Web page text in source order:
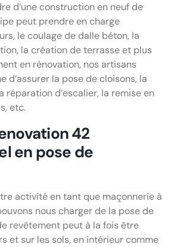
d’une construction en neuf de
peut prendre en charge
le coulage de dalle béton, la
la création de terrasse et plus
en rénovation, nos artisans
d’assurer la pose de cloisons, la
réparation d’escalier, la remise en
etc.
42
en pose de
activité en tant que maçonnerie à
nous charger de la pose de
revêtement peut à la fois être
et sur les sols, en intérieur comme